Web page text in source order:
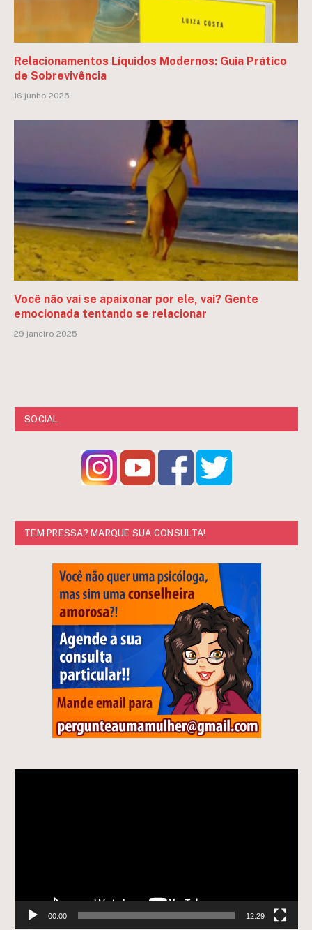
Relacionamentos Líquidos Modernos: Guia Prático
de Sobrevivência
16 junho 2025
Você não vai se apaixonar por ele, vai? Gente
emocionada tentando se relacionar
29 janeiro 2025
SOCIAL
TEM PRESSA? MARQUE SUA CONSULTA!
00:00 12:29